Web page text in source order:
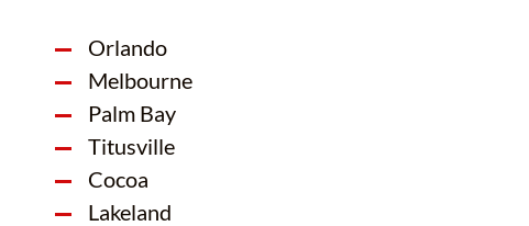
Orlando
Melbourne
Palm Bay
Titusville
Cocoa
Lakeland